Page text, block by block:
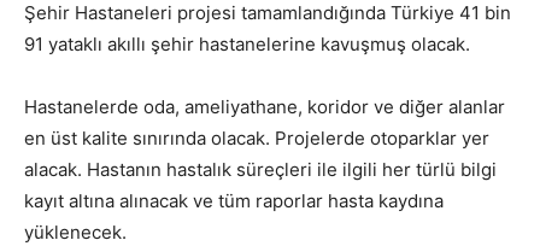
Şehir Hastaneleri projesi tamamlandığında Türkiye 41 bin
91 yataklı akıllı şehir hastanelerine kavuşmuş olacak.
Hastanelerde oda, ameliyathane, koridor ve diğer alanlar
en üst kalite sınırında olacak. Projelerde otoparklar yer
alacak. Hastanın hastalık süreçleri ile ilgili her türlü bilgi
kayıt altına alınacak ve tüm raporlar hasta kaydına
yüklenecek.